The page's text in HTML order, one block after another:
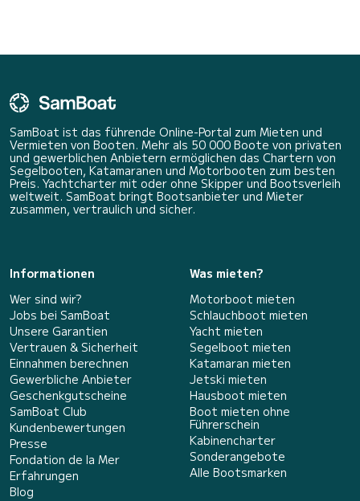
SamBoat ist das führende Online-Portal zum Mieten und
Vermieten von Booten. Mehr als 50 000 Boote von privaten
und gewerblichen Anbietern ermöglichen das Chartern von
Segelbooten, Katamaranen und Motorbooten zum besten
Preis. Yachtcharter mit oder ohne Skipper und Bootsverleih
weltweit. SamBoat bringt Bootsanbieter und Mieter
zusammen, vertraulich und sicher.
Informationen
Wer sind wir?
Jobs bei SamBoat
Unsere Garantien
Vertrauen & Sicherheit
Einnahmen berechnen
Gewerbliche Anbieter
Geschenkgutscheine
SamBoat Club
Kundenbewertungen
Presse
Fondation de la Mer
Erfahrungen
Blog
Was mieten?
Motorboot mieten
Schlauchboot mieten
Yacht mieten
Segelboot mieten
Katamaran mieten
Jetski mieten
Hausboot mieten
Boot mieten ohne
Führerschein
Kabinencharter
Sonderangebote
Alle Bootsmarken